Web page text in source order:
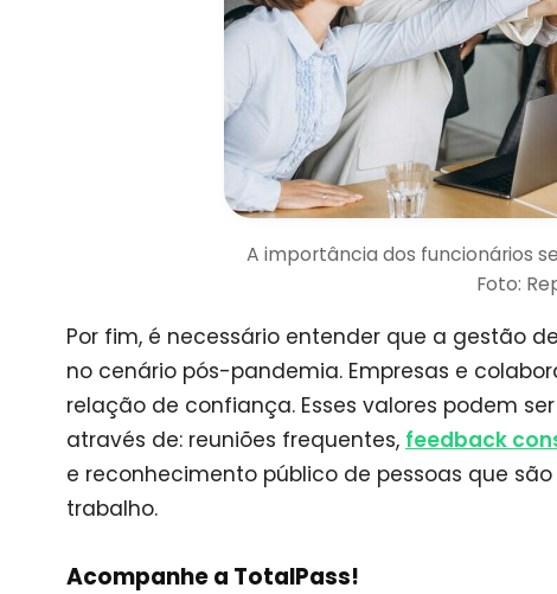
A importância dos funcionários
Foto:
Por fim, é necessário entender que a gestão
no cenário pós-pandemia. Empresas e
relação de confiança. Esses valores podem
através de: reuniões frequentes, feedback
e reconhecimento público de pessoas que
trabalho.
Acompanhe a TotalPass!